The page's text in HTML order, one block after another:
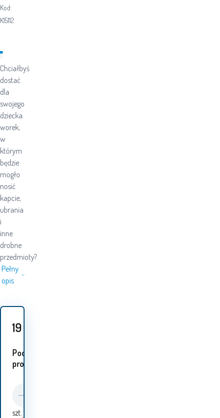
Kod:
K15112
Chciałbyś
dostać
dla
swojego
dziecka
worek,
w
którym
będzie
mogło
nosić
kapcie,
ubrania
i
inne
drobne
przedmioty?
Pełny
opis
19
Podobne
produkty:
szt.